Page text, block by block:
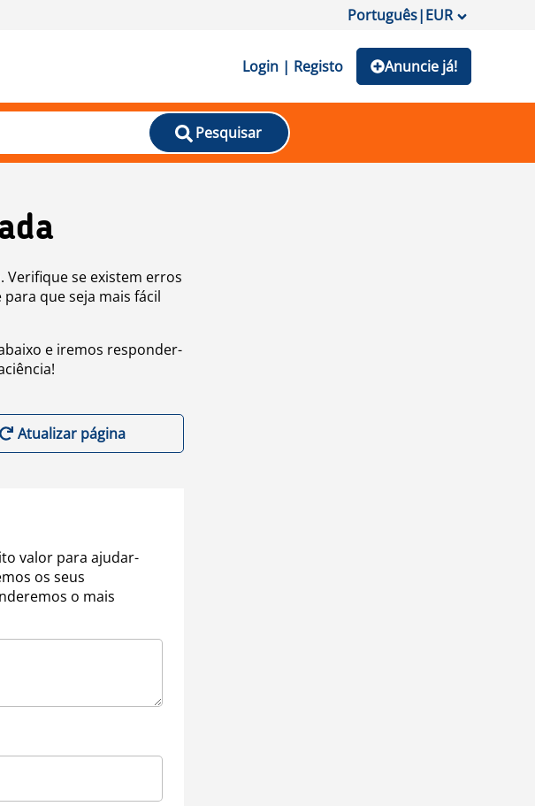
Português|EUR
Login | Registo Anuncie já!
Pesquisar
Verifique se existem erros
que seja mais fácil
e iremos responder-
Atualizar página
valor para ajudar-
os seus
o mais